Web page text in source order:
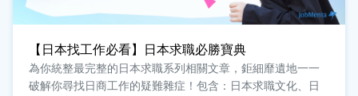
【日本找工作必看】日本求職必勝寶典
為你統整最完整的日本求職系列相關文章，鉅細靡遺地一一
破解你尋找日商工作的疑難雜症！包含：日本求職文化、日